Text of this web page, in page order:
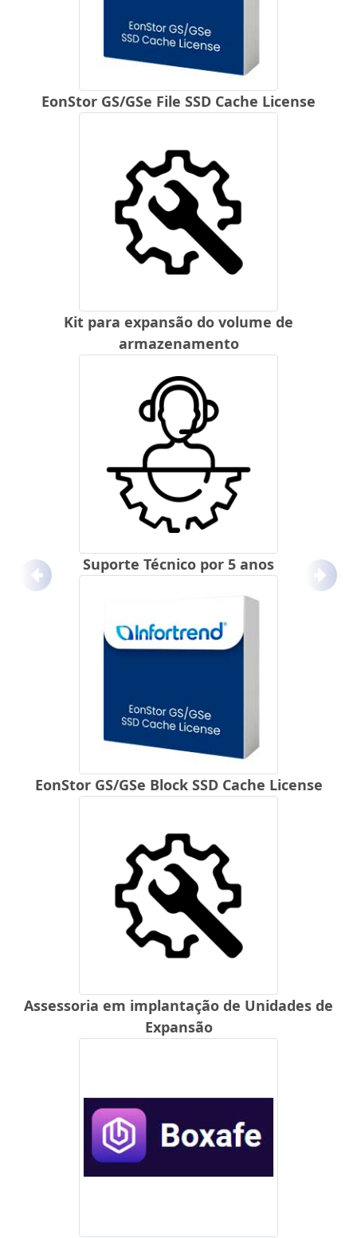
EonStor GS/GSe File SSD Cache License
Kit para expansão do volume de
armazenamento
Suporte Técnico por 5 anos
EonStor GS/GSe Block SSD Cache License
Assessoria em implantação de Unidades de
Expansão
Anterior